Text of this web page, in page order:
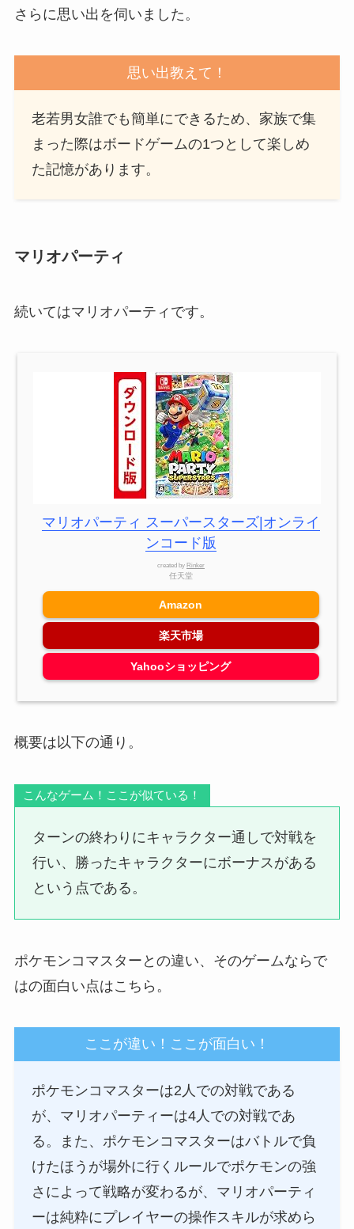
さらに思い出を伺いました。
思い出教えて！
老若男女誰でも簡単にできるため、家族で集
まった際はボードゲームの1つとして楽しめ
た記憶があります。
マリオパーティ
続いてはマリオパーティです。
マリオパーティ スーパースターズ|オンライ
ンコード版
created by Rinker
任天堂
Amazon
楽天市場
Yahooショッピング
概要は以下の通り。
こんなゲーム！ここが似ている！
ターンの終わりにキャラクター通しで対戦を
行い、勝ったキャラクターにボーナスがある
という点である。
ポケモンコマスターとの違い、そのゲームならで
はの面白い点はこちら。
ここが違い！ここが面白い！
ポケモンコマスターは2人での対戦である
が、マリオパーティーは4人での対戦であ
る。また、ポケモンコマスターはバトルで負
けたほうが場外に行くルールでポケモンの強
さによって戦略が変わるが、マリオパーティ
ーは純粋にプレイヤーの操作スキルが求めら